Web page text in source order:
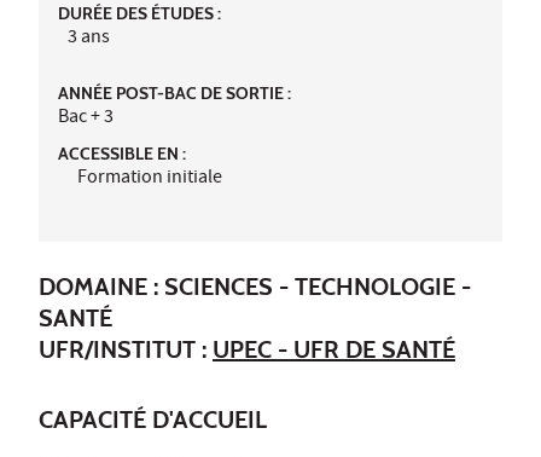
DURÉE DES ÉTUDES :
3 ans
ANNÉE POST-BAC DE SORTIE :
Bac + 3
ACCESSIBLE EN :
Formation initiale
DOMAINE : SCIENCES - TECHNOLOGIE -
SANTÉ
UFR/INSTITUT : UPEC - UFR DE SANTÉ
CAPACITÉ D'ACCUEIL